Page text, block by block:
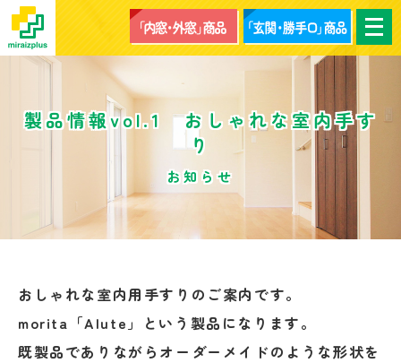
メ
ニ
ュ
を
く
製品情報vol.1 おしゃれな室内手す
り
お知らせ
おしゃれな室内用手すりのご案内です。
morita「Alute」という製品になります。
既製品でありながらオーダーメイドのような形状を